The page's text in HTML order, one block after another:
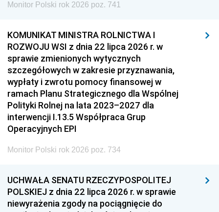
Monitor Polski rok 2026 poz. 741
KOMUNIKAT MINISTRA ROLNICTWA I
ROZWOJU WSI z dnia 22 lipca 2026 r. w
sprawie zmienionych wytycznych
szczegółowych w zakresie przyznawania,
wypłaty i zwrotu pomocy finansowej w
ramach Planu Strategicznego dla Wspólnej
Polityki Rolnej na lata 2023–2027 dla
interwencji I.13.5 Współpraca Grup
Operacyjnych EPI
Monitor Polski rok 2026 poz. 734
UCHWAŁA SENATU RZECZYPOSPOLITEJ
POLSKIEJ z dnia 22 lipca 2026 r. w sprawie
niewyrażenia zgody na pociągnięcie do